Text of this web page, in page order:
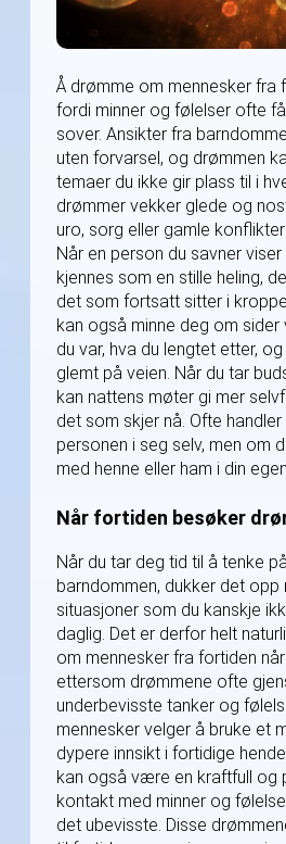
Å drømme om mennesker fra
fordi minner og følelser ofte
sover. Ansikter fra
uten forvarsel, og drømmen
temaer du ikke gir plass til i
drømmer vekker glede og
uro, sorg eller gamle
Når en person du savner
kjennes som en stille heling,
det som fortsatt sitter i
kan også minne deg om sider
du var, hva du lengtet etter,
glemt på veien. Når du tar
kan nattens møter gi mer
det som skjer nå. Ofte
personen i seg selv, men om
med henne eller ham i din
Når fortiden besøker
Når du tar deg tid til å tenke
barndommen, dukker det
situasjoner som du kanskje
daglig. Det er derfor helt
om mennesker fra fortiden
ettersom drømmene ofte
underbevisste tanker og
mennesker velger å bruke et
dypere innsikt i fortidige
kan også være en kraftfull og
kontakt med minner og
det ubevisste. Disse